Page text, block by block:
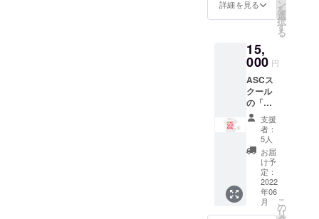
カー
ト ◯感
謝のポ
カード
（L版サ
イズ）
「DVD
せてい
ただき
ます。
世界を
代表す
る安床
ブラ
ザーズ
の滑り
はもち
ろん、
チーム
メン
バーの
詳細を見る ン
を
選
択
す
る
15,
000 円
ASCス
クール
の「オ
リジナ
ルTシャ
"CAMP
FIRE
Ver"」
をお届
けさせ
ていた
支援
者：
5人
お届
け予
定：
2022
年06
月
こ
の
リ